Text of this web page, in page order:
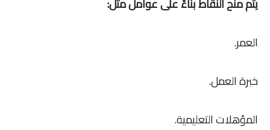
العمر.
خبرة العمل.
المؤهلات التعليمية.